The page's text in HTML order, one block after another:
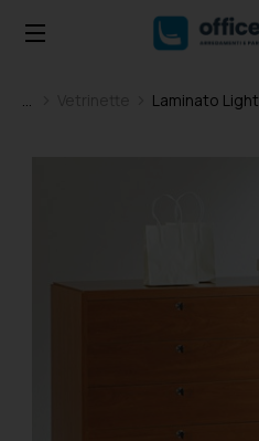
Tu sei qui: Laminato Light